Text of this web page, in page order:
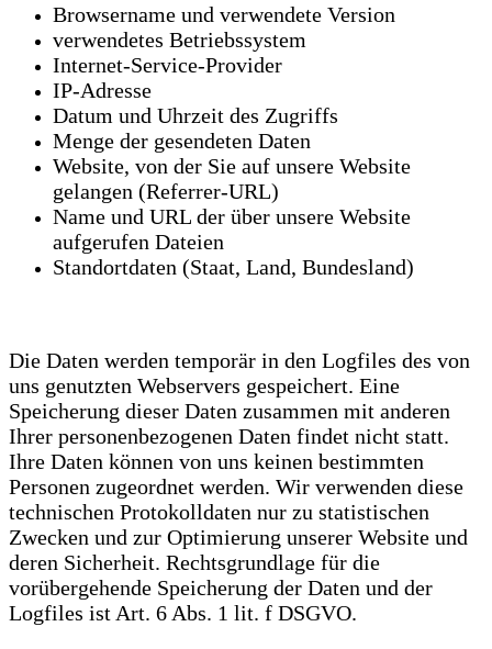
Browsername und verwendete Version
verwendetes Betriebssystem
Internet-Service-Provider
IP-Adresse
Datum und Uhrzeit des Zugriffs
Menge der gesendeten Daten
Website, von der Sie auf unsere Website
gelangen (Referrer-URL)
Name und URL der über unsere Website
aufgerufen Dateien
Standortdaten (Staat, Land, Bundesland)
Die Daten werden temporär in den Logfiles des von
uns genutzten Webservers gespeichert. Eine
Speicherung dieser Daten zusammen mit anderen
Ihrer personenbezogenen Daten findet nicht statt.
Ihre Daten können von uns keinen bestimmten
Personen zugeordnet werden. Wir verwenden diese
technischen Protokolldaten nur zu statistischen
Zwecken und zur Optimierung unserer Website und
deren Sicherheit. Rechtsgrundlage für die
vorübergehende Speicherung der Daten und der
Logfiles ist Art. 6 Abs. 1 lit. f DSGVO.